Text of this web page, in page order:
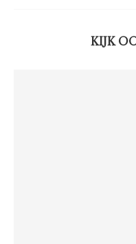
KIJK